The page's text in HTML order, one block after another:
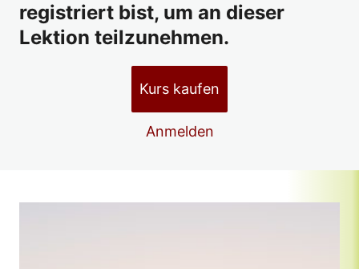
GLÜCKs-Klub im Juli 26
GLÜCKs-Klub im Mai 26
registriert bist, um an dieser
Lektion teilzunehmen.
Kurs kaufen
Anmelden